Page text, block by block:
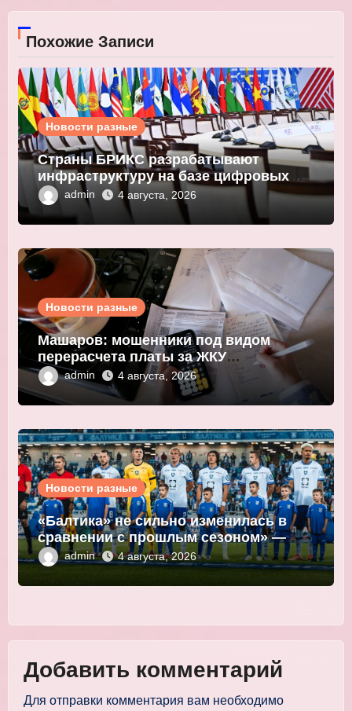
Похожие Записи
Новости разные
Страны БРИКС разрабатывают
инфраструктуру на базе цифровых
валют центробанков
admin 4 августа, 2026
Новости разные
Машаров: мошенники под видом
перерасчета платы за ЖКУ
выманивают персональные данные
admin 4 августа, 2026
Новости разные
«Балтика» не сильно изменилась в
сравнении с прошлым сезоном» —
Морadmin 4 августа, 2026
Добавить комментарий
Для отправки комментария вам необходимо